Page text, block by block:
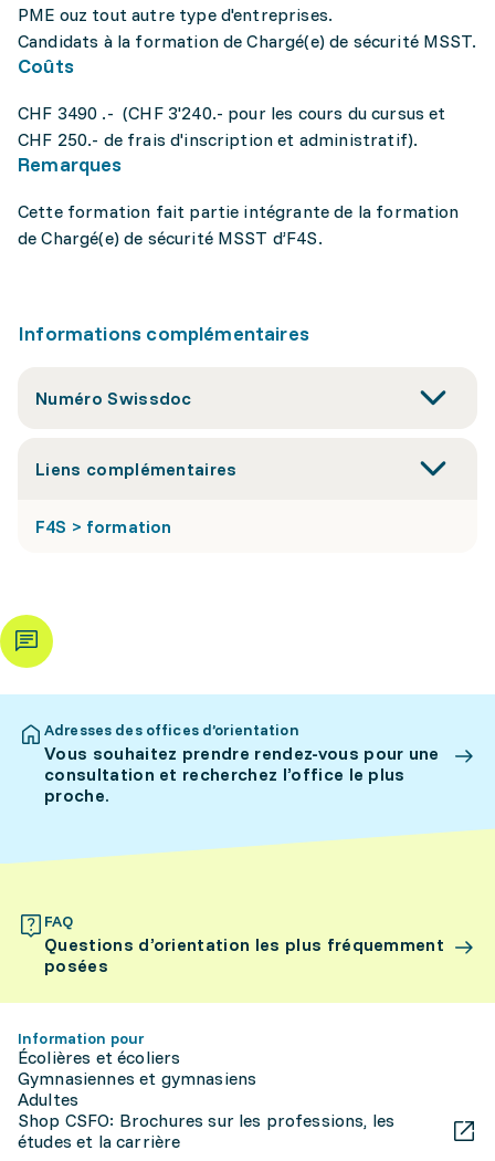
PME ouz tout autre type d'entreprises.
Candidats à la formation de Chargé(e) de sécurité MSST.
Coûts
CHF 3490 .- (CHF 3'240.- pour les cours du cursus et
CHF 250.- de frais d'inscription et administratif).
Remarques
Cette formation fait partie intégrante de la formation
de Chargé(e) de sécurité MSST d’F4S.
Informations complémentaires
Numéro Swissdoc
Liens complémentaires
F4S > formation
Adresses des offices d’orientation
Vous souhaitez prendre rendez-vous pour une
consultation et recherchez l’office le plus
proche.
FAQ
Questions d’orientation les plus fréquemment
posées
Information pour
Écolières et écoliers
Gymnasiennes et gymnasiens
Adultes
Shop CSFO: Brochures sur les professions, les
études et la carrière